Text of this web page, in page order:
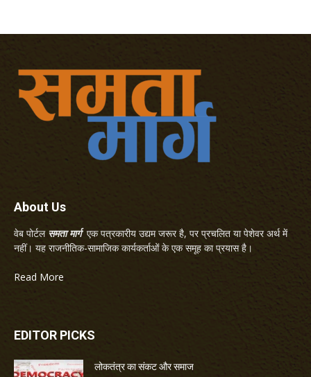
About Us
वेब पोर्टल समता मार्गएक पत्रकारीय उद्यम जरूर है, पर प्रचलित या पेशेवर अर्थ में
नहीं। यह राजनीतिक-सामाजिक कार्यकर्ताओं के एक समूह का प्रयास है।
Read More
EDITOR PICKS
लोकतंत्र का संकट और समाज